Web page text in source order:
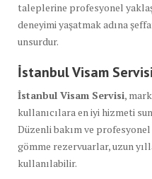
taleplerine profesyonel
deneyimi yaşatmak adına
unsurdur.
İstanbul Visam Servisi
İstanbul Visam Servisi,
kullanıcılara en iyi hizmeti
Düzenli bakım ve
gömme rezervuarlar, uzun
kullanılabilir.